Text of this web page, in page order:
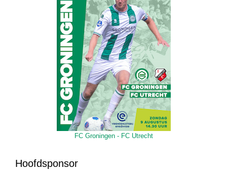
FC Groningen - FC Utrecht
Hoofdsponsor